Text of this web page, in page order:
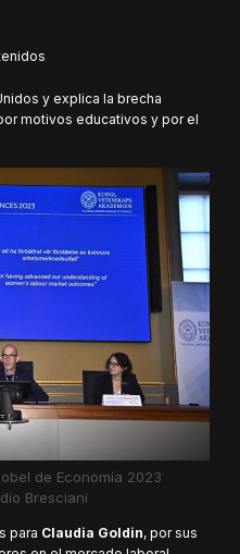
y explica la brecha
motivos educativos y por el
de Economía 2023
Bresciani
para Claudia Goldin, por sus